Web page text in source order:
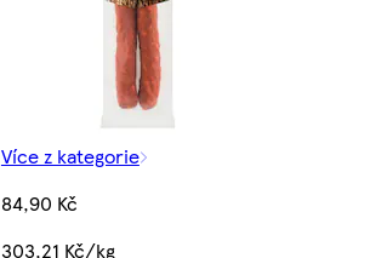
Více z kategorie
84,90 Kč
303,21 Kč/kg